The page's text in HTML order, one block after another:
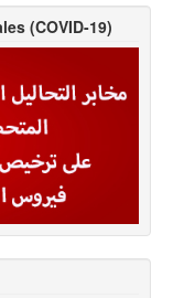
(COVID-19)